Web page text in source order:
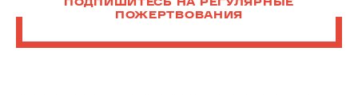
ПОДПИШИТЕСЬ НА РЕГУЛЯРНЫЕ
ПОЖЕРТВОВАНИЯ